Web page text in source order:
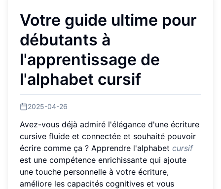
Votre guide ultime pour
débutants à
l'apprentissage de
l'alphabet cursif
2025-04-26
Avez-vous déjà admiré l'élégance d'une écriture
cursive fluide et connectée et souhaité pouvoir
écrire comme ça ? Apprendre l'alphabet cursif
est une compétence enrichissante qui ajoute
une touche personnelle à votre écriture,
améliore les capacités cognitives et vous